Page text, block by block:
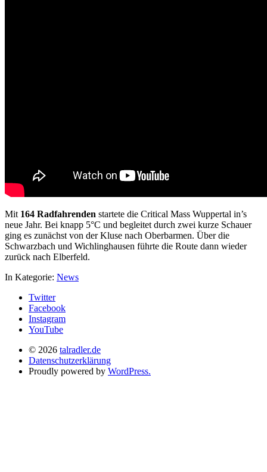
Mit 164 Radfahrenden startete die Critical Mass Wuppertal in’s
neue Jahr. Bei knapp 5°C und begleitet durch zwei kurze Schauer
ging es zunächst von der Kluse nach Oberbarmen. Über die
Schwarzbach und Wichlinghausen führte die Route dann wieder
zurück nach Elberfeld.
In Kategorie: News
Twitter
Facebook
Instagram
YouTube
© 2026 talradler.de
Datenschutzerklärung
Proudly powered by WordPress.